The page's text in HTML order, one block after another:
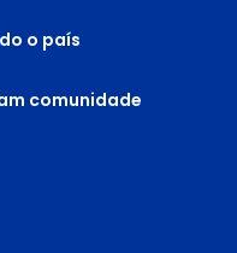
o país
comunidade